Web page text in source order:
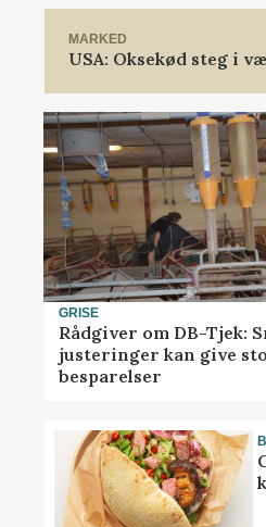
MARKED
USA: Oksekød steg i
GRISE
Rådgiver om DB-Tjek:
justeringer kan give
besparelser